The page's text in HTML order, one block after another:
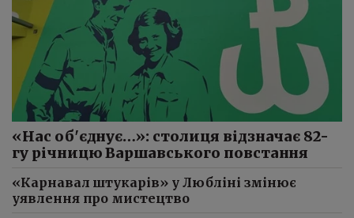
«Нас об'єднує…»: столиця відзначає 82-
гу річницю Варшавського повстання
«Карнавал штукарів» у Любліні змінює
уявлення про мистецтво